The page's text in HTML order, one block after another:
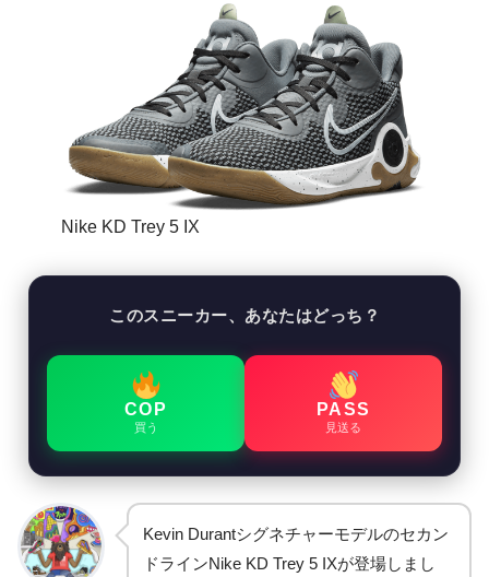
Nike KD Trey 5 IX
このスニーカー、あなたはどっち？
COP
買う
PASS
見送る
Kevin Durantシグネチャーモデルのセカン
ドラインNike KD Trey 5 IXが登場しまし